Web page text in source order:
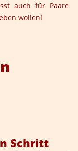
auch für Paare
wollen!
Schritt